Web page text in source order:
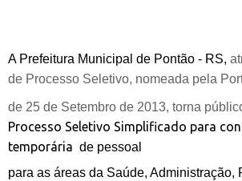
A Prefeitura Municipal de Pontão - RS,
de Processo Seletivo, nomeada pela
de 25 de Setembro de 2013, torna
Processo Seletivo Simplificado para
temporária de pessoal
para as áreas da Saúde, Administração,